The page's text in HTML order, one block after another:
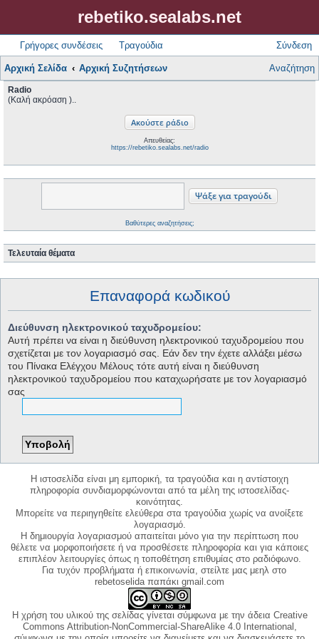
rebetiko.sealabs.net
Γρήγορες συνδέσεις Τραγούδια Σύνδεση
Αρχική Σελίδα Αρχική Συζητήσεων Αναζήτηση
Radio
(Καλή ακρόαση )..
Απευθείας:
https://rebetiko.sealabs.net/radio
Βαθύτερες αναζητήσεις;
Τελευταία θέματα
Επαναφορά κωδικού
Διεύθυνση ηλεκτρονικού ταχυδρομείου:
Αυτή πρέπει να είναι η διεύθυνση ηλεκτρονικού ταχυδρομείου που
σχετίζεται με τον λογαριασμό σας. Εάν δεν την έχετε αλλάξει μέσω
του Πίνακα Ελέγχου Μέλους τότε αυτή είναι η διεύθυνση
ηλεκτρονικού ταχυδρομείου που καταχωρήσατε με τον λογαριασμό
σας
Η ιστοσελίδα είναι μη εμπορική, τα τραγούδια και η αντίστοιχη
πληροφορία συνδιαμορφώνονται από τα μέλη της ιστοσελίδας-
κοινότητας.
Μπορείτε να περιηγηθείτε ελεύθερα στα τραγούδια χωρίς να ανοίξετε
λογαριασμό.
Η δημιουργία λογαριασμού απαιτείται μόνο για την περίπτωση που
θέλετε να μορφοποιήσετε ή να προσθέσετε πληροφορία και για κάποιες
επιπλέον λειτουργίες όπως η τοποθέτηση επιθυμίας στο ραδιόφωνο.
Για τυχόν προβλήματα ή επικοινωνία, στείλτε μας μεηλ στο
rebetoselida παπάκι gmail.com
Η χρήση του υλικού της σελίδας γίνεται σύμφωνα με την άδεια Creative
Commons Attribution-NonCommercial-ShareAlike 4.0 International,